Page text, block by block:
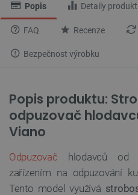
Popis Detaily
FAQ Recenze
Bezpečnost výrobku
Popis produktu:
odpuzovač
Viano
Odpuzovač hlodavců od
zařízením na odpuzování
Tento model využívá